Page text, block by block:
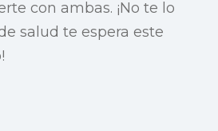
con ambas. ¡No te lo
salud te espera este